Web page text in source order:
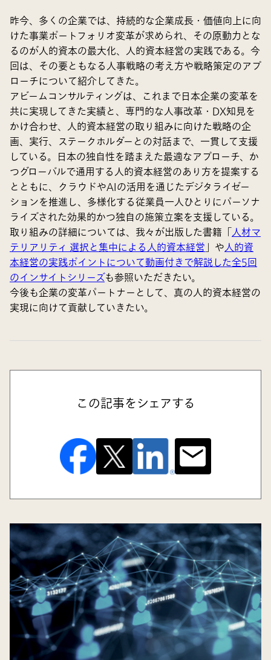
昨今、多くの企業では、持続的な企業成長・価値向上に向
けた事業ポートフォリオ変革が求められ、その原動力とな
るのが人的資本の最大化、人的資本経営の実践である。今
回は、その要ともなる人事戦略の考え方や戦略策定のアプ
ローチについて紹介してきた。
アビームコンサルティングは、これまで日本企業の変革を
共に実現してきた実績と、専門的な人事改革・DX知見を
かけ合わせ、人的資本経営の取り組みに向けた戦略の企
画、実行、ステークホルダーとの対話まで、一貫して支援
している。日本の独自性を踏まえた最適なアプローチ、か
つグローバルで通用する人的資本経営のあり方を提案する
とともに、クラウドやAIの活用を通じたデジタライゼー
ションを推進し、多様化する従業員一人ひとりにパーソナ
ライズされた効果的かつ独自の施策立案を支援している。
取り組みの詳細については、我々が出版した書籍「人材マ
テリアリティ 選択と集中による人的資本経営」や人的資
本経営の実践ポイントについて動画付きで解説した全5回
のインサイトシリーズも参照いただきたい。
今後も企業の変革パートナーとして、真の人的資本経営の
実現に向けて貢献していきたい。
この記事をシェアする